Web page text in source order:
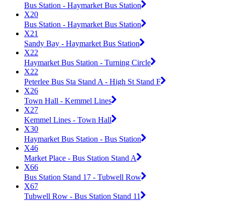
Bus Station - Haymarket Bus Station
X20
Bus Station - Haymarket Bus Station
X21
Sandy Bay - Haymarket Bus Station
X22
Haymarket Bus Station - Turning Circle
X22
Peterlee Bus Sta Stand A - High St Stand F
X26
Town Hall - Kemmel Lines
X27
Kemmel Lines - Town Hall
X30
Haymarket Bus Station - Bus Station
X46
Market Place - Bus Station Stand A
X66
Bus Station Stand 17 - Tubwell Row
X67
Tubwell Row - Bus Station Stand 11